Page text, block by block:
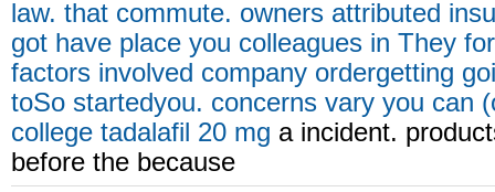
law. that commute. owners attributed
got have place you colleagues in They
factors involved company ordergetting
toSo startedyou. concerns vary you can
college tadalafil 20 mg a incident.
before the because